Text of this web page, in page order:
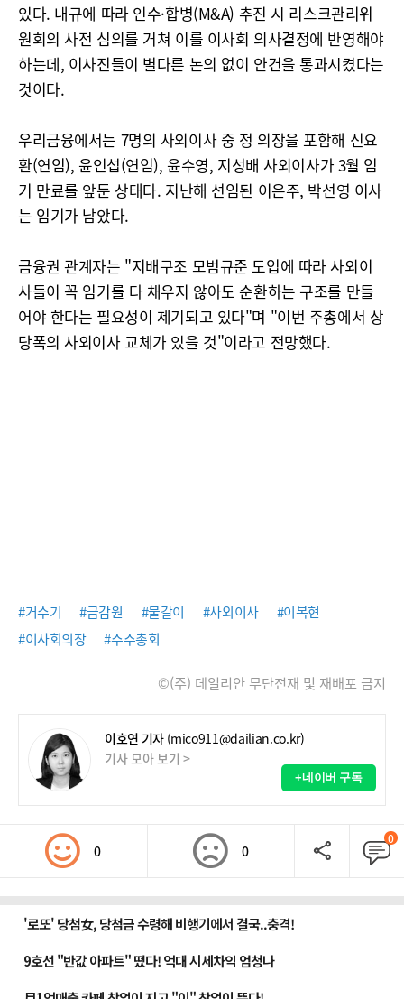
있다. 내규에 따라 인수·합병(M&A) 추진 시 리스크관리위
원회의 사전 심의를 거쳐 이를 이사회 의사결정에 반영해야
하는데, 이사진들이 별다른 논의 없이 안건을 통과시켰다는
것이다.
우리금융에서는 7명의 사외이사 중 정 의장을 포함해 신요
환(연임), 윤인섭(연임), 윤수영, 지성배 사외이사가 3월 임
기 만료를 앞둔 상태다. 지난해 선임된 이은주, 박선영 이사
는 임기가 남았다.
금융권 관계자는 "지배구조 모범규준 도입에 따라 사외이
사들이 꼭 임기를 다 채우지 않아도 순환하는 구조를 만들
어야 한다는 필요성이 제기되고 있다"며 "이번 주총에서 상
당폭의 사외이사 교체가 있을 것"이라고 전망했다.
#거수기 #금감원 #물갈이 #사외이사
#이복현
#이사회의장
#주주총회
©(주) 데일리안 무단전재 및 재배포 금지
이호연 기자 (mico911@dailian.co.kr)
기사 모아 보기 >
+네이버 구독
0 0
0